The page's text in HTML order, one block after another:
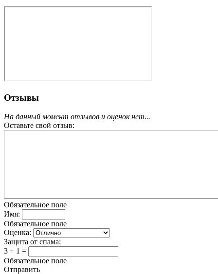
Отзывы
На данный момент отзывов и оценок нет...
Оставьте свой отзыв:
Обязательное поле
Имя:
Обязательное поле
Оценка:
Защита от спама:
3 + 1 =
Обязательное поле
Отправить